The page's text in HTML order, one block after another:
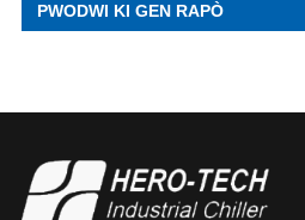
PWODWI KI GEN RAPÒ